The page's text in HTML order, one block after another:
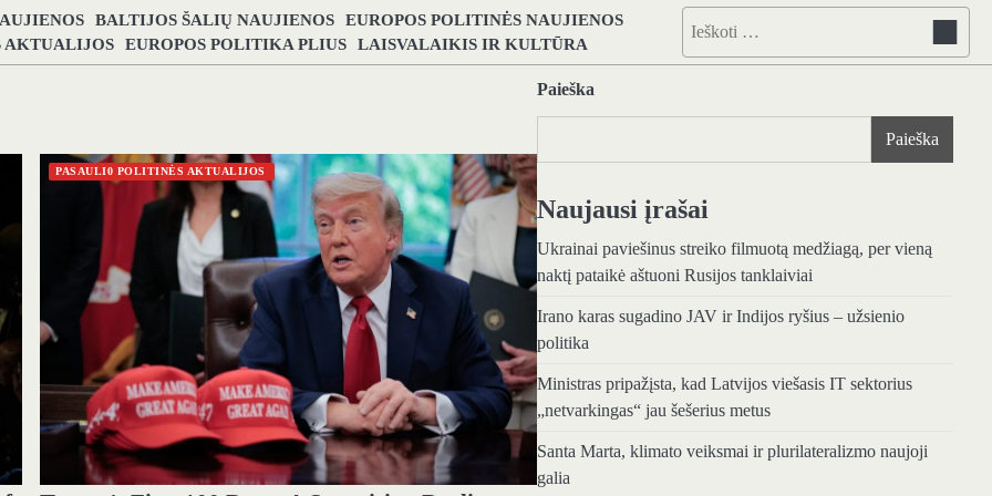
BALTIJOS ŠALIŲ NAUJIENOS EUROPOS POLITINĖS NAUJIENOS
AKTUALIJOS EUROPOS POLITIKA PLIUS LAISVALAIKIS IR KULTŪRA
Ieškoti:
PASAULI0 POLITINĖS AKTUALIJOS
Paieška
Paieška
Naujausi įrašai
Ukrainai paviešinus streiko filmuotą medžiagą, per vieną
naktį pataikė aštuoni Rusijos tanklaiviai
Irano karas sugadino JAV ir Indijos ryšius – užsienio
politika
Ministras pripažįsta, kad Latvijos viešasis IT sektorius
„netvarkingas“ jau šešerius metus
Santa Marta, klimato veiksmai ir plurilateralizmo naujoji
galia